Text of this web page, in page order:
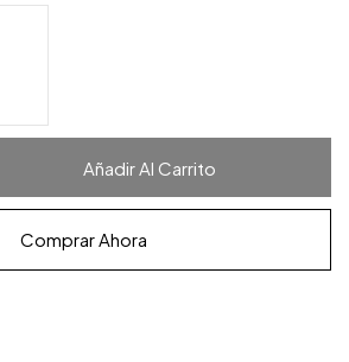
Añadir Al Carrito
Comprar Ahora